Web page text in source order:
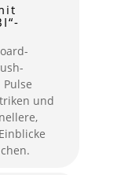
und